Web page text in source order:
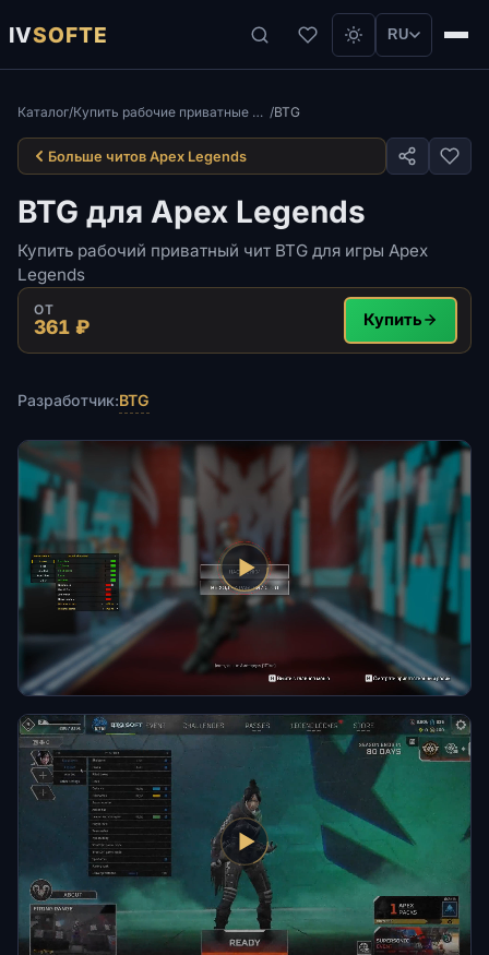
IVSOFTE RU
Каталог/ Купить рабочие приватные читы для игры Apex Legends /BTG
Больше читов Apex Legends
BTG для Apex Legends
Купить рабочий приватный чит BTG для игры Apex
Legends
ОТ
361 ₽ Купить
Разработчик:BTG